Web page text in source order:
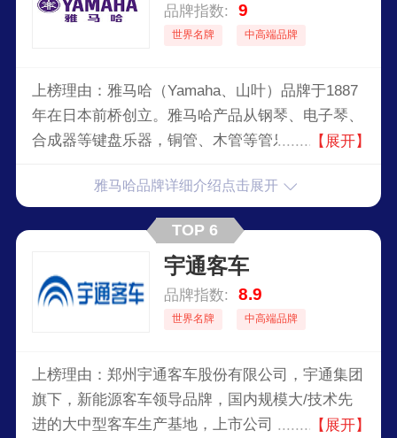
品牌指数: 9
世界名牌 中高端品牌
上榜理由：雅马哈（Yamaha、山叶）品牌于1887
年在日本前桥创立。雅马哈产品从钢琴、电子琴、
合成器等键盘乐器，铜管、木管等管乐器，小提
器、音响设备及音效产品的日本公司，现时是世界
上最大的乐器生产商，旗下的产品还有驻车空调
【展开】
雅马哈品牌详细介绍点击展开
TOP 6
宇通客车
品牌指数: 8.9
世界名牌 中高端品牌
上榜理由：郑州宇通客车股份有限公司，宇通集团
旗下，新能源客车领导品牌，国内规模大/技术先
进的大中型客车生产基地，上市公司，中国500【展开】